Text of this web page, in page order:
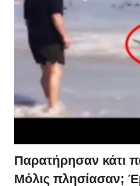
Παρατήρησαν κάτι
Μόλις πλησίασαν;